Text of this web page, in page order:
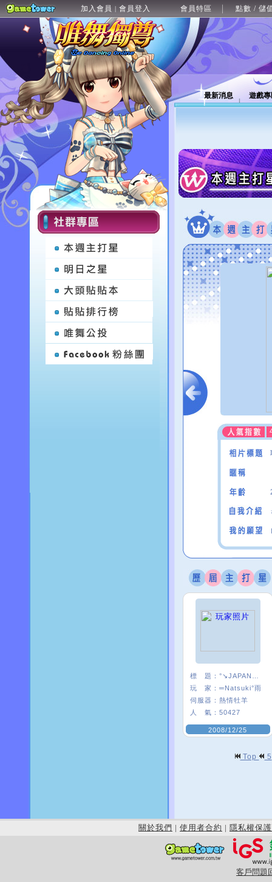
加入會員 | 會員登入 會員特區 點數 / 儲
最新消息 遊戲
標 題：
玩 家： ═Natsuki°雨
伺服器： 熱情牡羊
人 氣： 50427
2008/12/25
Top 5
關於我們 | 使用者合約 | 隱私權保護
客戶問題